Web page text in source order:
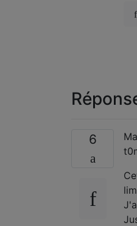
6